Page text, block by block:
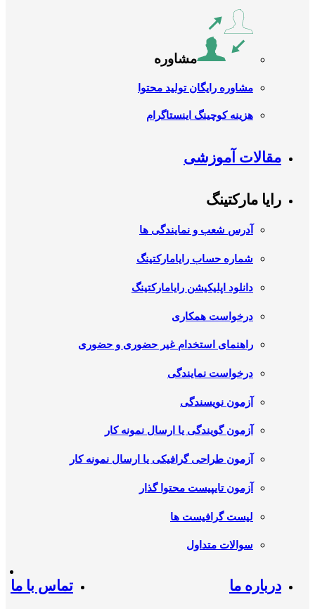
مشاوره
مشاوره رایگان تولید محتوا
هزینه کوچینگ اینستاگرام
مقالات آموزشی
رایا مارکتینگ
آدرس شعب و نمایندگی ها
شماره حساب رایامارکتینگ
دانلود اپلیکیشن رایامارکتینگ
درخواست همکاری
راهنمای استخدام غیر حضوری و حضوری
درخواست نمایندگی
آزمون نویسندگی
آزمون گویندگی یا ارسال نمونه کار
آزمون طراحی گرافیکی یا ارسال نمونه کار
آزمون تایپیست محتوا گذار
لیست گرافیست ها
سوالات متداول
درباره ما تماس با ما